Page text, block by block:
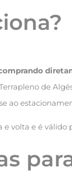
de
ao
volta e é válido